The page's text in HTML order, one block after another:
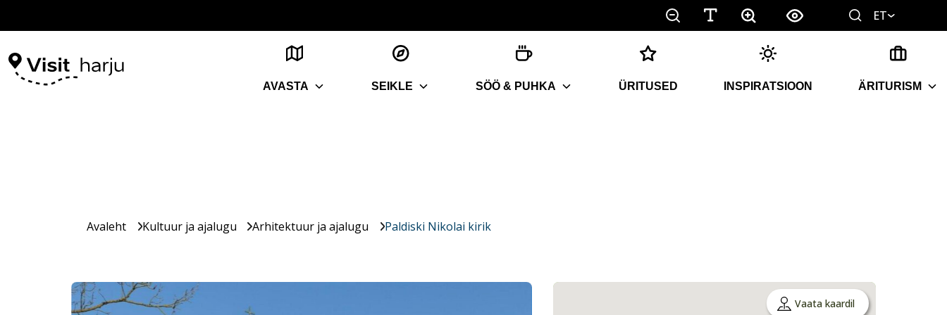
ET
AVASTA SEIKLE SÖÖ & PUHKA ÜRITUSED INSPIRATSIOON ÄRITURISM
Avaleht Kultuur ja ajalugu Arhitektuur ja ajalugu Paldiski Nikolai kirik
Vaata kaardil